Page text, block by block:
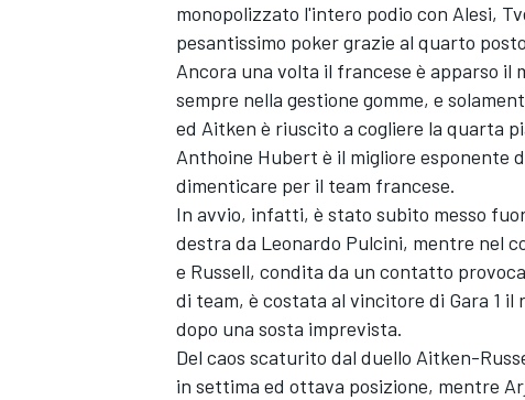
monopolizzato l'intero podio con Alesi,
pesantissimo poker grazie al quarto
Ancora una volta il francese è apparso il
sempre nella gestione gomme, e
ed Aitken è riuscito a cogliere la quarta
Anthoine Hubert è il migliore esponente
dimenticare per il team francese.
In avvio, infatti, è stato subito messo
destra da Leonardo Pulcini, mentre nel
e Russell, condita da un contatto
di team, è costata al vincitore di Gara 1
dopo una sosta imprevista.
Del caos scaturito dal duello Aitken-
in settima ed ottava posizione, mentre